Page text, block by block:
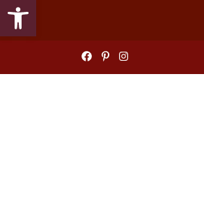
Abrir barra de herramientas